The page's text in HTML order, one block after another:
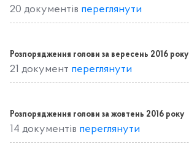
20 документів переглянути
Розпорядження голови за вересень 2016 року
21 документ переглянути
Розпорядження голови за жовтень 2016 року
14 документів переглянути